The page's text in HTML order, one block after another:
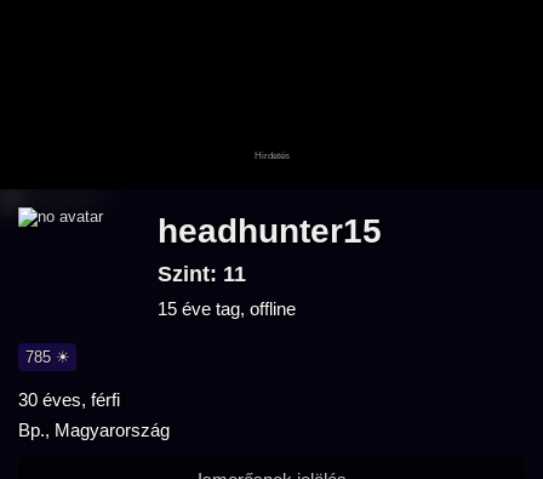
headhunter15
Szint: 11
15 éve tag, offline
785 ☀
30 éves, férfi
Bp., Magyarország